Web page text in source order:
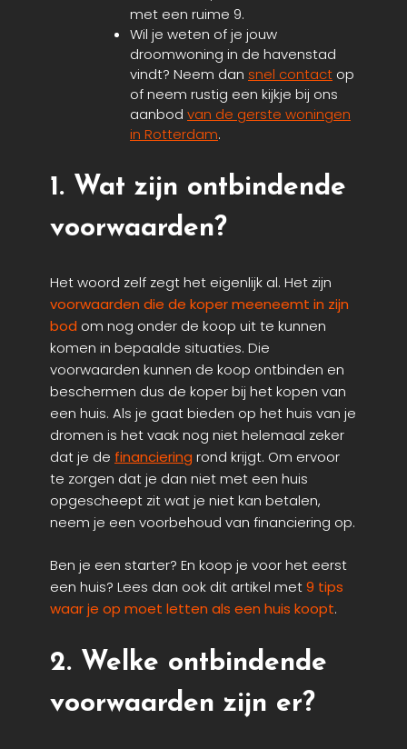
met een ruime 9.
Wil je weten of je jouw
droomwoning in de havenstad
vindt? Neem dan snel contact op
of neem rustig een kijkje bij ons
aanbod van de gerste woningen
in Rotterdam.
1. Wat zijn ontbindende
voorwaarden?
Het woord zelf zegt het eigenlijk al. Het zijn
voorwaarden die de koper meeneemt in zijn
bod om nog onder de koop uit te kunnen
komen in bepaalde situaties. Die
voorwaarden kunnen de koop ontbinden en
beschermen dus de koper bij het kopen van
een huis. Als je gaat bieden op het huis van je
dromen is het vaak nog niet helemaal zeker
dat je de financiering rond krijgt. Om ervoor
te zorgen dat je dan niet met een huis
opgescheept zit wat je niet kan betalen,
neem je een voorbehoud van financiering op.
Ben je een starter? En koop je voor het eerst
een huis? Lees dan ook dit artikel met9 tips
waar je op moet letten als een huis koopt.
2. Welke ontbindende
voorwaarden zijn er?